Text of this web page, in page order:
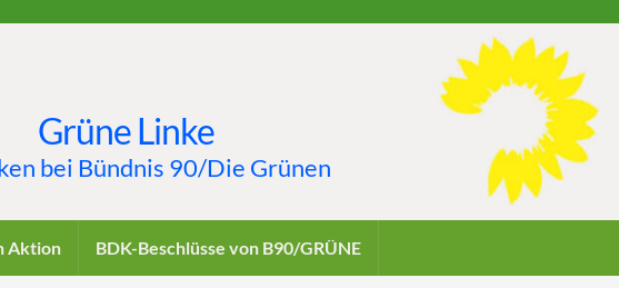
Grüne Linke
bei Bündnis 90/Die Grünen
Aktion BDK-Beschlüsse von B90/GRÜNE